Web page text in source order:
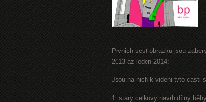
Prvnich sest obrazku jsou
2013 az leden 2014:
Jsou na nich k videni tyto casti
1. stary celkovy navrh dílny